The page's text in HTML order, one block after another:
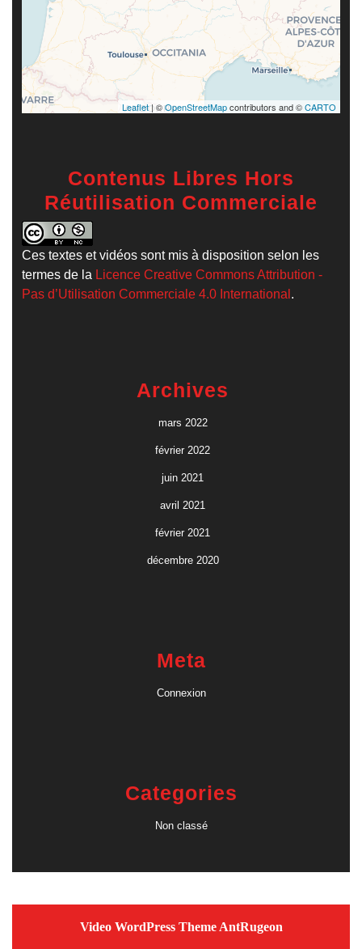
Leaflet| ©OpenStreetMapcontributors and ©CARTO
Contenus Libres Hors
Réutilisation Commerciale
Ces textes et vidéos sont mis à disposition selon les
termes de la Licence Creative Commons Attribution -
Pas d’Utilisation Commerciale 4.0 International .
Archives
mars 2022
février 2022
juin 2021
avril 2021
février 2021
décembre 2020
Meta
Connexion
Categories
Non classé
Video WordPress Theme AntRugeon